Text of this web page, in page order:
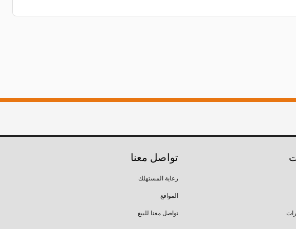
تواصل معنا
رعاية المستهلك
المواقع
تواصل معنا للبيع